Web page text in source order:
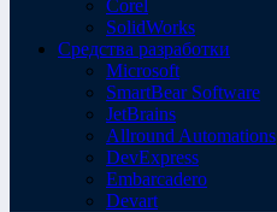
Corel
SolidWorks
Средства разработки
Microsoft
SmartBear Software
JetBrains
Allround Automations
DevExpress
Embarcadero
Devart